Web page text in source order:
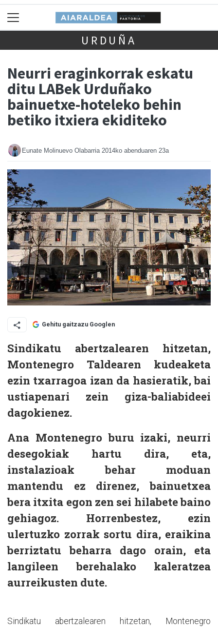
URDUÑA
Neurri eraginkorrak eskatu
ditu LABek Urduñako
bainuetxe-hoteleko behin
betiko itxiera ekiditeko
Eunate Molinuevo Olabarria 2014ko abenduaren 23a
Gehitu gaitzazu Googlen
Sindikatu abertzalearen hitzetan,
Montenegro Taldearen kudeaketa
ezin txarragoa izan da hasieratik, bai
ustiapenari zein giza-baliabideei
dagokienez.
Ana Montenegro buru izaki, neurri
desegokiak hartu dira, eta,
instalazioak behar moduan
mantendu ez direnez, bainuetxea
bera itxita egon zen sei hilabete baino
gehiagoz. Horrenbestez, ezin
ulertuzko zorrak sortu dira, eraikina
berriztatu beharra dago orain, eta
langileen berehalako kaleratzea
aurreikusten dute.
Sindikatu abertzalearen hitzetan, Montenegro